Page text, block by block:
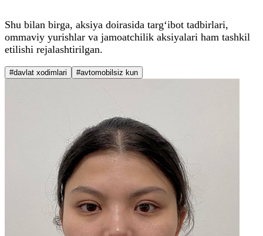
Shu bilan birga, aksiya doirasida targ‘ibot tadbirlari,
ommaviy yurishlar va jamoatchilik aksiyalari ham tashkil
etilishi rejalashtirilgan.
#davlat xodimlari #avtomobilsiz kun